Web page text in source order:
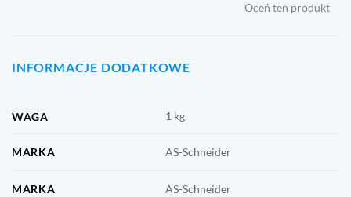
Oceń ten produkt
INFORMACJE DODATKOWE
WAGA 1 kg
MARKA AS-Schneider
MARKA AS-Schneider